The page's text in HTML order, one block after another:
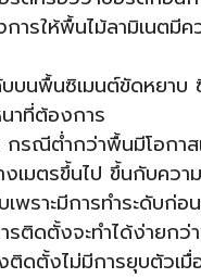
รให้พื้นไม้ลามิเนตมีค
นพื้นซิเมนต์ขัดหยาบ
าที่ต้องการ
ณีต่ำกว่าพื้นมีโอกาส
มตรขึ้นไป ขึ้นกับควา
พราะมีการทำระดับก่
ติดตั้งจะทำได้ง่ายก
ติดตั้งไม่มีการยุบตัวเ